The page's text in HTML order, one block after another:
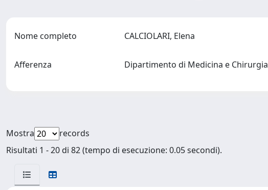
Nome completo CALCIOLARI, Elena
Afferenza Dipartimento di Medicina e Chirurgia
Mostra
records
Risultati 1 - 20 di 82 (tempo di esecuzione: 0.05 secondi).